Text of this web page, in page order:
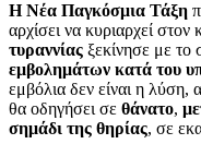
Η Νέα Παγκόσμια Τάξη
αρχίσει να κυριαρχεί
τυραννίας ξεκίνησε με το
εμβολημάτων κατά του
εμβόλια δεν είναι η λύση,
θα οδηγήσει σε θάνατο,
σημάδι της θηρίας, σε